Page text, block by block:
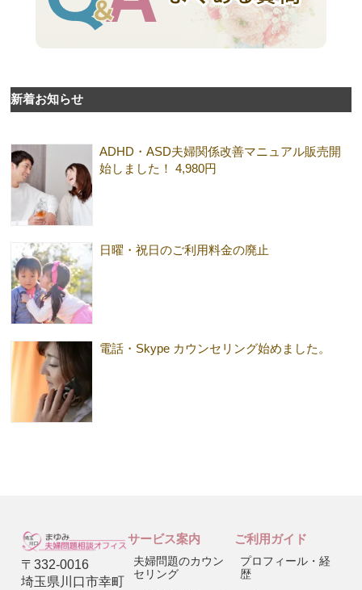
新着お知らせ
ADHD・ASD夫婦関係改善マニュアル販売開
始しました！ 4,980円
日曜・祝日のご利用料金の廃止
電話・Skype カウンセリング始めました。
〒332-0016
埼玉県川口市幸町
サービス案内
夫婦問題のカウン
セリング
ご利用ガイド
プロフィール・経
歴